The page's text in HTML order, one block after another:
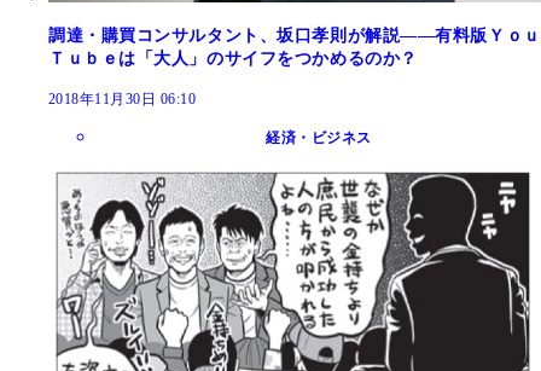
調達・購買コンサルタント、坂口孝則が解説――有料版Ｙｏｕ
Ｔｕｂｅは「大人」のサイフをつかめるのか？
2018年11月30日 06:10
経済・ビジネス